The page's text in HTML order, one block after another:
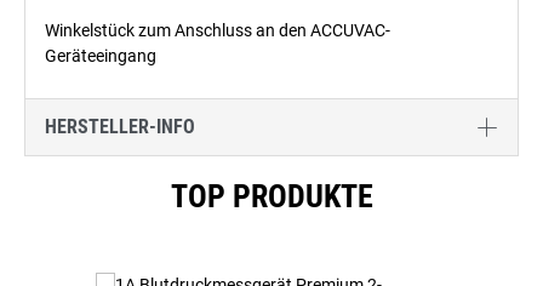
Winkelstück zum Anschluss an den ACCUVAC-
Geräteeingang
HERSTELLER-INFO
TOP PRODUKTE